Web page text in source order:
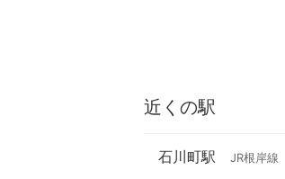
近くの駅
石川町駅 JR根岸線